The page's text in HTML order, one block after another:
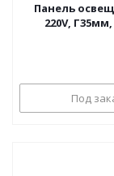
Панель
220V,
Под